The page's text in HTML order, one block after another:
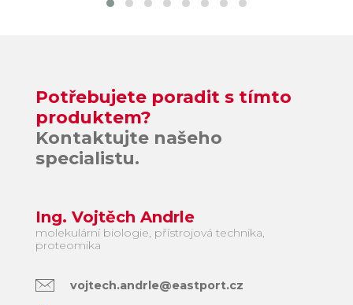
Potřebujete poradit s tímto
produktem?
Kontaktujte našeho
specialistu.
Ing. Vojtěch Andrle
molekulární biologie, přístrojová technika,
proteomika
vojtech.andrle@eastport.cz